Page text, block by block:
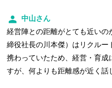
中山さん
経営陣との距離がとても近いの
締役社長の川本傑）はリクルー
携わっていたため、経営・育
すが、何よりも距離感が近く話